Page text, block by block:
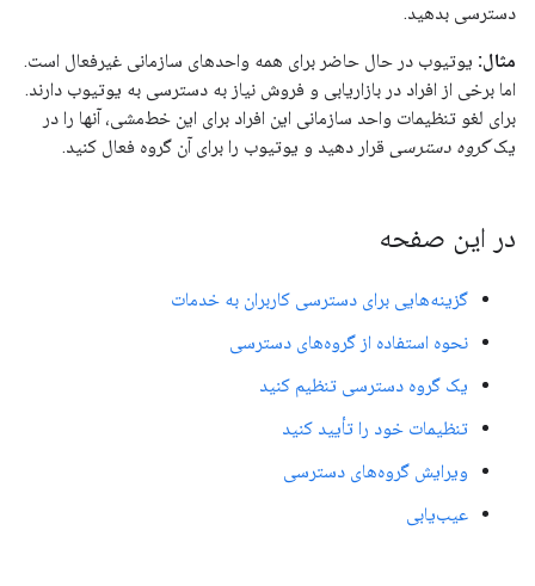
دسترسی بدهید.
مثال: یوتیوب در حال حاضر برای همه واحدهای سازمانی غیرفعال است.
اما برخی از افراد در بازاریابی و فروش نیاز به دسترسی به یوتیوب دارند.
برای لغو تنظیمات واحد سازمانی این افراد برای این خط‌مشی، آنها را در
یکگروه دسترسی قرار دهید و یوتیوب را برای آن گروه فعال کنید.
در این صفحه
گزینه‌هایی برای دسترسی کاربران به خدمات
نحوه استفاده از گروه‌های دسترسی
یک گروه دسترسی تنظیم کنید
تنظیمات خود را تأیید کنید
ویرایش گروه‌های دسترسی
عیب‌یابی